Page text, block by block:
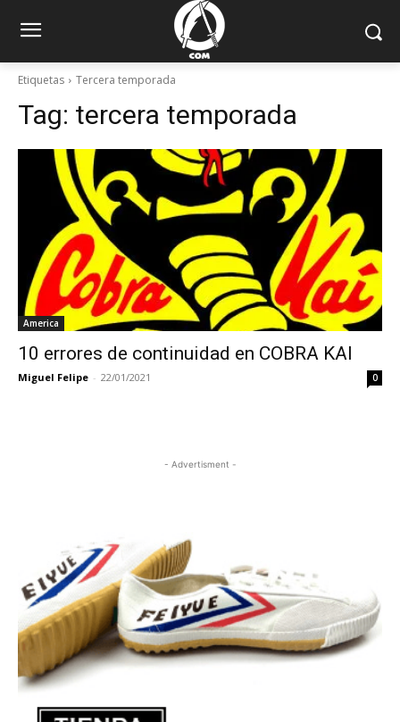
Etiquetas Tercera temporada
Tag: tercera temporada
America
10 errores de continuidad en COBRA KAI
Miguel Felipe - 22/01/2021 0
- Advertisment -